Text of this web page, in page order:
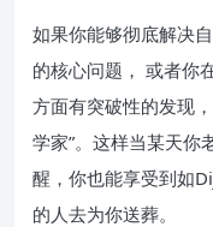
如果你能够彻底解决
的核心问题， 或者你
方面有突破性的发现
学家”。这样当某天你
醒，你也能享受到如
的人去为你送葬。